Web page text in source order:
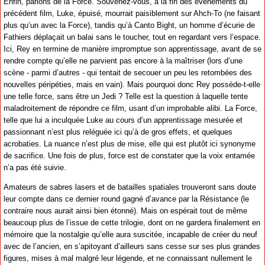
précédent film, Luke, épuisé, mourrait paisiblement sur Ahch-To (ne faisant
plus qu’un avec la Force), tandis qu’à Canto Bight, un homme d’écurie de
Fathiers déplaçait un balai sans le toucher, tout en regardant vers l’espace.
Ici, Rey en termine de manière impromptue son apprentissage, avant de se
rendre compte qu’elle ne parvient pas encore à la maîtriser (lors d’une
scène - parmi d’autres - qui tentait de secouer un peu les retombées des
nouvelles péripéties, mais en vain). Mais pourquoi donc Rey possède-t-elle
une telle force, sans être un Jedi ? Telle est la question à laquelle tente
maladroitement de répondre ce film, usant d’un improbable alibi. La Force,
telle que lui a inculquée Luke au cours d’un apprentissage mesurée et
passionnant n’est plus reléguée ici qu’à de gros effets, et quelques
acrobaties. La nuance n’est plus de mise, elle qui est plutôt ici synonyme
de sacrifice. Une fois de plus, force est de constater que la voix entamée
n’a pas été suivie.
Amateurs de sabres lasers et de batailles spatiales trouveront sans doute
leur compte dans ce dernier round gagné d’avance par la Résistance (le
contraire nous aurait ainsi bien étonné). Mais on espérait tout de même
beaucoup plus de l’issue de cette trilogie, dont on ne gardera finalement en
mémoire que la nostalgie qu’elle aura suscitée, incapable de créer du neuf
avec de l’ancien, en s’apitoyant d’ailleurs sans cesse sur ses plus grandes
figures, mises à mal malgré leur légende, et ne connaissant nullement le